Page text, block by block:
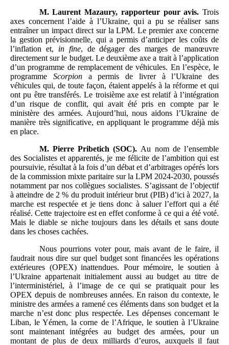
M. Laurent Mazaury, rapporteur pour avis. Trois
axes concernent l’aide à l’Ukraine, qui a pu se réaliser sans
entraîner un impact direct sur la LPM. Le premier axe concerne
la gestion prévisionnelle, qui a permis d’anticiper les coûts de
l’inflation et, in fine, de dégager des marges de manœuvre
directement sur le budget. Le deuxième axe a trait à l’application
d’un programme de remplacement de véhicules. En l’espèce, le
programme Scorpiona permis de livrer à l’Ukraine des
véhicules qui, de toute façon, étaient appelés à la réforme et qui
ont pu être transférés. Le troisième axe est relatif à l’intégration
d’un risque de conflit, qui avait été pris en compte par le
ministère des armées. Aujourd’hui, nous aidons l’Ukraine de
manière très significative, en appliquant le programme déjà mis
en place.
M. Pierre Pribetich (SOC). Au nom de l’ensemble
des Socialistes et apparentés, je me félicite de l’ambition qui est
poursuivie, résultat à la fois d’un débat et d’arbitrages opérés lors
de la commission mixte paritaire sur la LPM 2024-2030, poussés
notamment par nos collègues socialistes. S’agissant de l’objectif
à atteindre de 2 % du produit intérieur brut (PIB) d’ici à 2027, la
marche est respectée et je tiens donc à saluer l’effort qui a été
réalisé. Cette trajectoire est en effet conforme à ce qui a été voté.
Mais le diable se niche toujours dans les détails et sans doute
dans les choses cachées.
Nous pourrions voter pour, mais avant de le faire, il
faudrait nous dire sur quel budget sont financées les opérations
extérieures (OPEX) inattendues. Pour mémoire, le soutien à
l’Ukraine appartenait initialement aussi au budget au titre de
l’interministériel, à l’image de ce qui se pratiquait pour les
OPEX depuis de nombreuses années. En raison du contexte, le
ministre des armées a ramené ces éléments dans son budget et la
marche n’est donc plus respectée. Les dépenses concernant le
Liban, le Yémen, la corne de l’Afrique, le soutien à l’Ukraine
sont maintenant intégrées au budget des armées, pour un
montant de plus de deux milliards d’euros, auxquels il faut